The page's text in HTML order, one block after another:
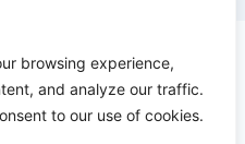
browsing experience,
and analyze our traffic.
to our use of cookies.
para WordPress por